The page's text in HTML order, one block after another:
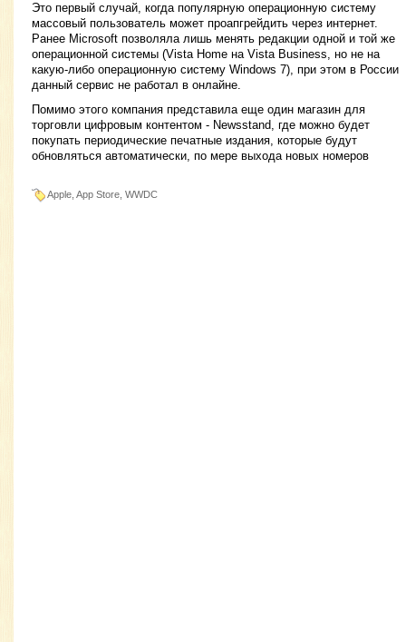
Это первый случай, когда популярную операционную систему
массовый пользователь может проапгрейдить через интернет.
Ранее Microsoft позволяла лишь менять редакции одной и той же
операционной системы (Vista Home на Vista Business, но не на
какую-либо операционную систему Windows 7), при этом в России
данный сервис не работал в онлайне.
Помимо этого компания представила еще один магазин для
торговли цифровым контентом - Newsstand, где можно будет
покупать периодические печатные издания, которые будут
обновляться автоматически, по мере выхода новых номеров
Apple, App Store, WWDC